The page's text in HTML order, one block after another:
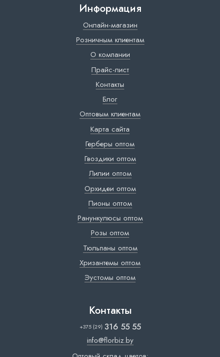
Информация
Онлайн-магазин
Розничным клиентам
О компании
Прайс-лист
Контакты
Блог
Оптовым клиентам
Карта сайта
Герберы оптом
Гвоздики оптом
Лилии оптом
Орхидеи оптом
Пионы оптом
Ранункулюсы оптом
Розы оптом
Тюльпаны оптом
Хризантемы оптом
Эустомы оптом
Контакты
+375 (29) 316 55 55
info@florbiz.by